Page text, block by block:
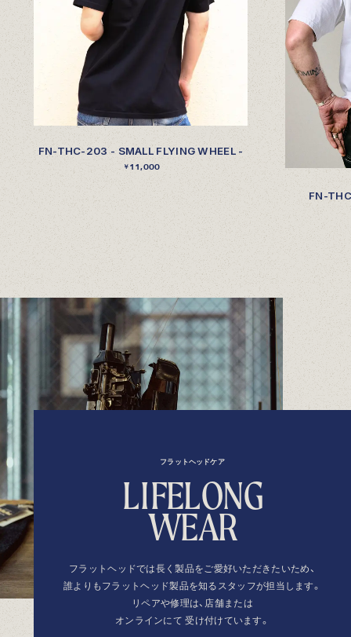
FN-THC-203 - SMALL FLYING WHEEL -
￥11,000
FN-
フラットヘッドケア
LIFELONG
WEAR
フラットヘッドでは長く製品を ご愛好いただきたいため、
誰よりもフラットヘッド製品を知るスタッフが担当します。
リペアや修理は、店舗または
オンラインにて 受け付けています。